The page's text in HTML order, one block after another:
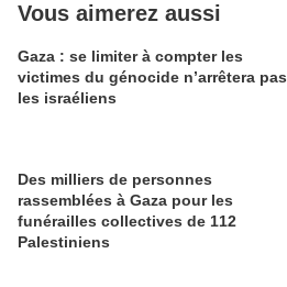
Vous aimerez aussi
Gaza : se limiter à compter les
victimes du génocide n’arrêtera pas
les israéliens
Des milliers de personnes
rassemblées à Gaza pour les
funérailles collectives de 112
Palestiniens